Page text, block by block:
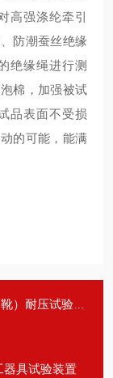
高强涤纶牵引
防潮蚕丝绝缘
绝缘绳进行测
棉，加强被试
品表面不受损
的可能，能满
耐压试验装置
具试验装置